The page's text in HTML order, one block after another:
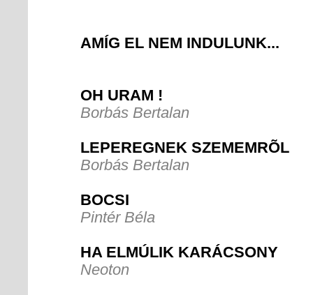
AMÍG EL NEM INDULUNK...
OH URAM !
Borbás Bertalan
LEPEREGNEK SZEMEMRÕL
Borbás Bertalan
BOCSI
Pintér Béla
HA ELMÚLIK KARÁCSONY
Neoton